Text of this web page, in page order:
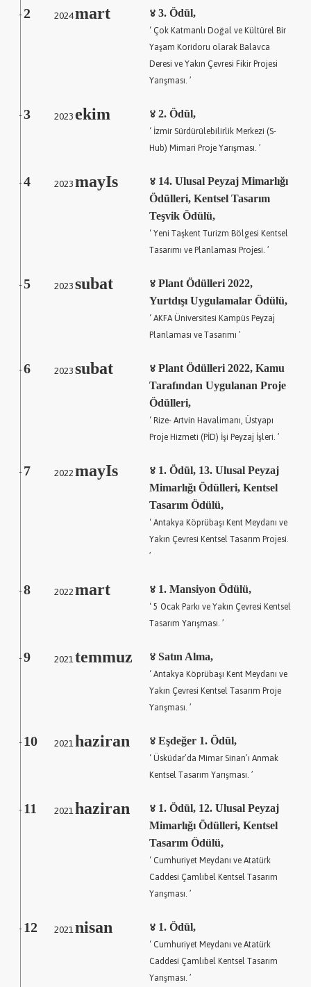
-2 2024mart ४ 3. Ödül,
‘ Çok Katmanlı Doğal ve Kültürel Bir
Yaşam Koridoru olarak Balavca
Deresi ve Yakın Çevresi Fikir Projesi
Yarışması. ’
-3 2023ekim ४ 2. Ödül,
‘ İzmir Sürdürülebilirlik Merkezi (S-
Hub) Mimari Proje Yarışması. ’
-4 2023mayIs
४ 14. Ulusal Peyzaj Mimarlığı
Ödülleri, Kentsel Tasarım
Teşvik Ödülü,
‘ Yeni Taşkent Turizm Bölgesi Kentsel
Tasarımı ve Planlaması Projesi. ’
-5 2023subat
४ Plant Ödülleri 2022,
Yurtdışı Uygulamalar Ödülü,
‘ AKFA Üniversitesi Kampüs Peyzaj
Planlaması ve Tasarımı ’
-6 2023subat
४ Plant Ödülleri 2022, Kamu
Tarafından Uygulanan Proje
Ödülleri,
‘ Rize- Artvin Havalimanı, Üstyapı
Proje Hizmeti (PİD) İşi Peyzaj İşleri. ’
- 7 2022mayIs
४ 1. Ödül, 13. Ulusal Peyzaj
Mimarlığı Ödülleri, Kentsel
Tasarım Ödülü,
‘ Antakya Köprübaşı Kent Meydanı ve
Yakın Çevresi Kentsel Tasarım Projesi.
’
-8 2022mart ४ 1. Mansiyon Ödülü,
‘ 5 Ocak Parkı ve Yakın Çevresi Kentsel
Tasarım Yarışması. ’
-9 2021temmuz ४ Satın Alma,
‘ Antakya Köprübaşı Kent Meydanı ve
Yakın Çevresi Kentsel Tasarım Proje
Yarışması. ’
- 10 2021haziran ४ Eşdeğer 1. Ödül,
‘ Üsküdar’da Mimar Sinan’ı Anmak
Kentsel Tasarım Yarışması. ’
- 11 2021haziran
४ 1. Ödül, 12. Ulusal Peyzaj
Mimarlığı Ödülleri, Kentsel
Tasarım Ödülü,
‘ Cumhuriyet Meydanı ve Atatürk
Caddesi Çamlıbel Kentsel Tasarım
Yarışması. ’
- 12 2021nisan ४ 1. Ödül,
‘ Cumhuriyet Meydanı ve Atatürk
Caddesi Çamlıbel Kentsel Tasarım
Yarışması. ’